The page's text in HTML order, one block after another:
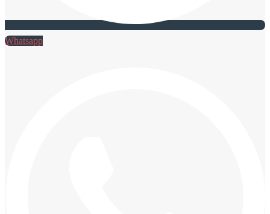
Whatsapp